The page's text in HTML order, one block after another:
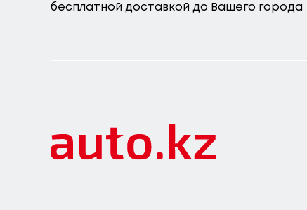
бесплатной доставкой до Вашего города